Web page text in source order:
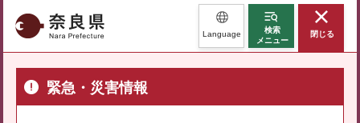
奈良県 Language
検索
メニュー
閉じる
緊急・災害情報